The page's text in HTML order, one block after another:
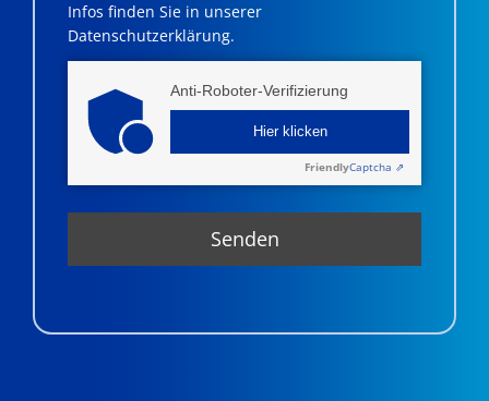
Infos finden Sie in unserer
Datenschutzerklärung.
Anti-Roboter-Verifizierung
Hier klicken
FriendlyCaptcha ⇗